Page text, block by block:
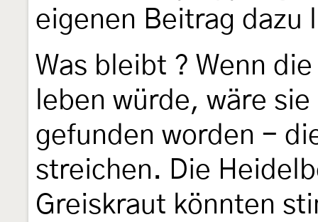
eigenen Beitrag dazu
Was bleibt ? Wenn
leben würde, wäre
gefunden worden -
streichen. Die
Greiskraut könnten